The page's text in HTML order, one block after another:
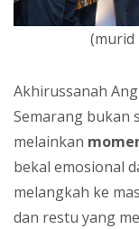
(murid
Akhirussanah
Semarang bukan
melainkan
bekal emosional
melangkah ke
dan restu yang